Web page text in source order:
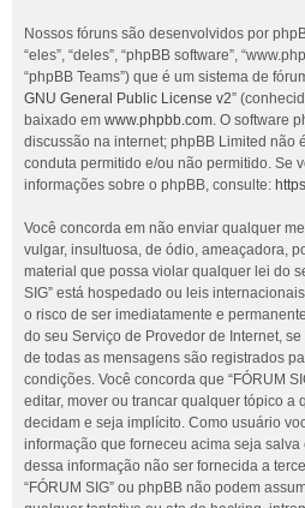
Nossos fóruns são desenvolvidos por
“eles”, “deles”, “phpBB software”,
“phpBB Teams”) que é um sistema de
GNU General Public License v2”
baixado em www.phpbb.com. O software
discussão na internet; phpBB Limited não
conduta permitido e/ou não permitido. Se
informações sobre o phpBB, consulte:
Você concorda em não enviar qualquer
vulgar, insultuosa, de ódio, ameaçadora,
material que possa violar qualquer lei do
SIG” está hospedado ou leis
o risco de ser imediatamente e
do seu Serviço de Provedor de Internet,
de todas as mensagens são registrados
condições. Você concorda que “FÓRUM
editar, mover ou trancar qualquer tópico a
decidam e seja implícito. Como usuário
informação que forneceu acima seja
dessa informação não ser fornecida a
“FÓRUM SIG” ou phpBB não podem